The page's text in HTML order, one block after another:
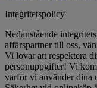
Integritetspolicy
Nedanstående
affärspartner till oss,
Vi lovar att respektera
personuppgifter! Vi
varför vi använder dina